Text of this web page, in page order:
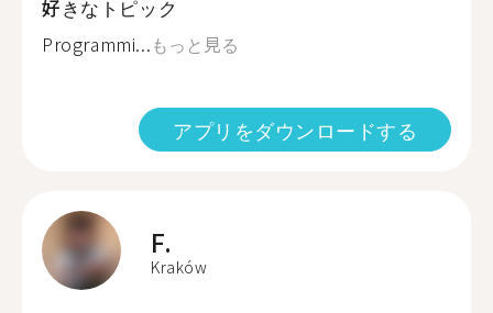
好きなトピック
Programmi...もっと見る
アプリをダウンロードする
F.
Kraków